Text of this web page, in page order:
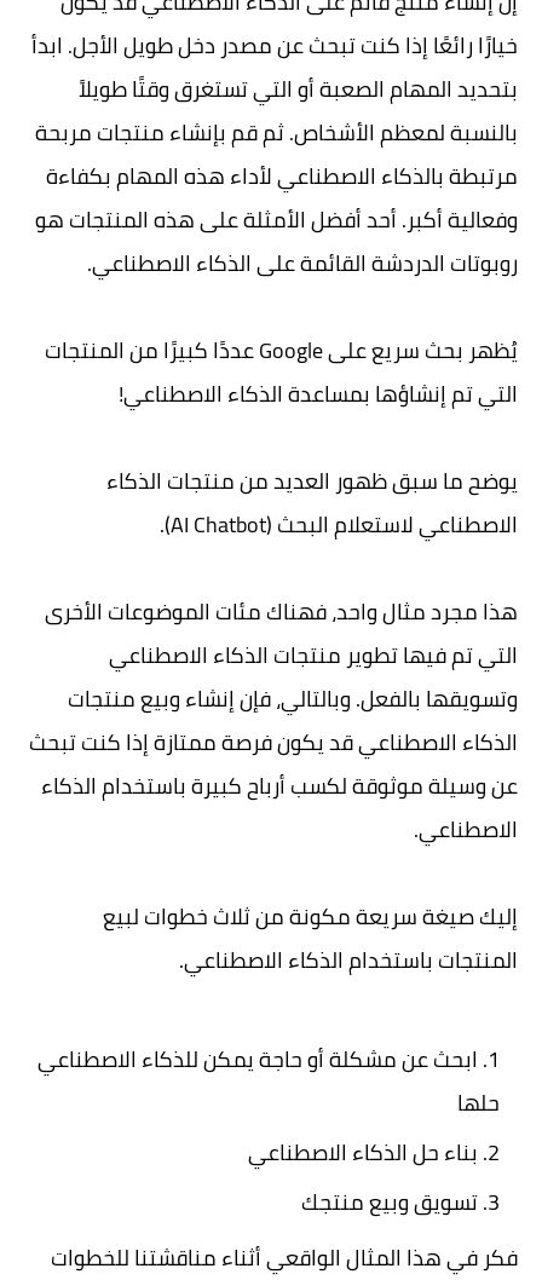
خيارًا رائعًا إذا كنت تبحث عن مصدر دخل طويل الأجل. ابدأ
بتحديد المهام الصعبة أو التي تستغرق وقتًا طويلاً
بالنسبة لمعظم الأشخاص. ثم قم بإنشاء منتجات مربحة
مرتبطة بالذكاء الاصطناعي لأداء هذه المهام بكفاءة
وفعالية أكبر. أحد أفضل الأمثلة على هذه المنتجات هو
روبوتات الدردشة القائمة على الذكاء الاصطناعي.
يُظهر بحث سريع على Google عددًا كبيرًا من المنتجات
التي تم إنشاؤها بمساعدة الذكاء الاصطناعي!
يوضح ما سبق ظهور العديد من منتجات الذكاء
الاصطناعي لاستعلام البحث (AI Chatbot).
هذا مجرد مثال واحد، فهناك مئات الموضوعات الأخرى
التي تم فيها تطوير منتجات الذكاء الاصطناعي
وتسويقها بالفعل. وبالتالي، فإن إنشاء وبيع منتجات
الذكاء الاصطناعي قد يكون فرصة ممتازة إذا كنت تبحث
عن وسيلة موثوقة لكسب أرباح كبيرة باستخدام الذكاء
الاصطناعي.
إليك صيغة سريعة مكونة من ثلاث خطوات لبيع
المنتجات باستخدام الذكاء الاصطناعي.
ابحث عن مشكلة أو حاجة يمكن للذكاء الاصطناعي
حلها
بناء حل الذكاء الاصطناعي
تسويق وبيع منتجك
فكر في هذا المثال الواقعي أثناء مناقشتنا للخطوات